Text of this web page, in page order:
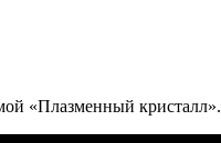
«Плазменный кристалл».